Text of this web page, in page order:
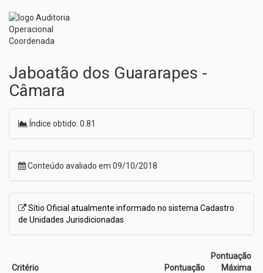
Jaboatão dos Guararapes -
Câmara
Índice obtido: 0.81
Conteúdo avaliado em 09/10/2018
Sítio Oficial atualmente informado no sistema Cadastro
de Unidades Jurisdicionadas
Critério Pontuação
Pontuação
Máxima